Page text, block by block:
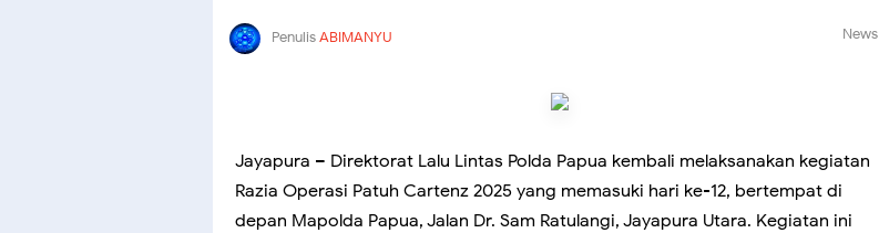
PenulisABIMANYU News
Jayapura – Direktorat Lalu Lintas Polda Papua kembali melaksanakan kegiatan
Razia Operasi Patuh Cartenz 2025 yang memasuki hari ke-12, bertempat di
depan Mapolda Papua, Jalan Dr. Sam Ratulangi, Jayapura Utara. Kegiatan ini